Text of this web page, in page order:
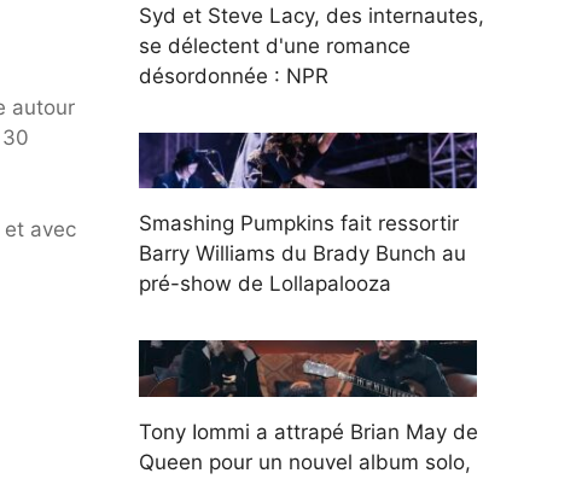
autour
et avec
Syd et Steve Lacy, des internautes,
se délectent d'une romance
désordonnée : NPR
Smashing Pumpkins fait ressortir
Barry Williams du Brady Bunch au
pré-show de Lollapalooza
Tony Iommi a attrapé Brian May de
Queen pour un nouvel album solo,